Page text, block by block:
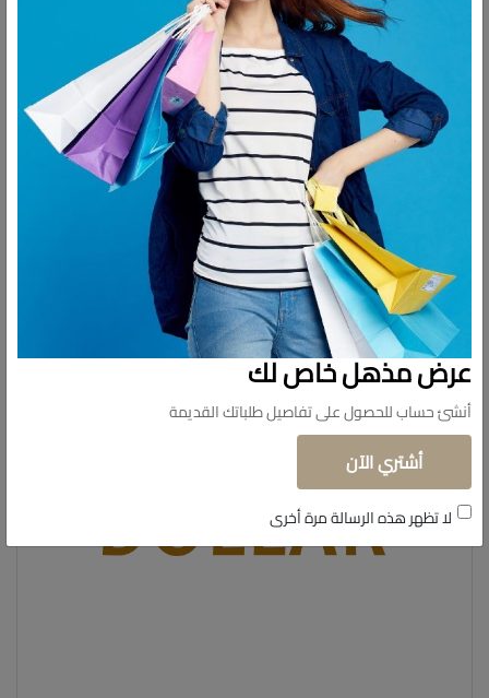
التقييمات
المقاس: 15 × 20 × 4 سم. المادة: أكريليك
تصميم مزهرية: تصميم بسيط، يضيف المزيد من القوة والرقي
إلى غرفتك
مزهرية شفافة: تصميم أنيق: مثالية لترتيبات الزهور أو أنماط
الزهور المجففة، تضفي على زهورك ديكورًا جميلًا.
متعددة الوظائف: هذه المزهرية ليست مناسبة فقط للنباتات
الخضراء والزهور المجففة أو الاصطناعية، ولكن أيضًا يمكنها حمل
الماء للزهور الطازجة
كهدية: ستكون هدية لائقة لمساعدتك على التعبير عن حبك لحبيبك
أو أصدقائك
عرض مذهل خاص لك
أنشئ حساب للحصول على تفاصيل طلباتك القديمة
أشتري الآن
لا تظهر هذه الرسالة مرة أخرى